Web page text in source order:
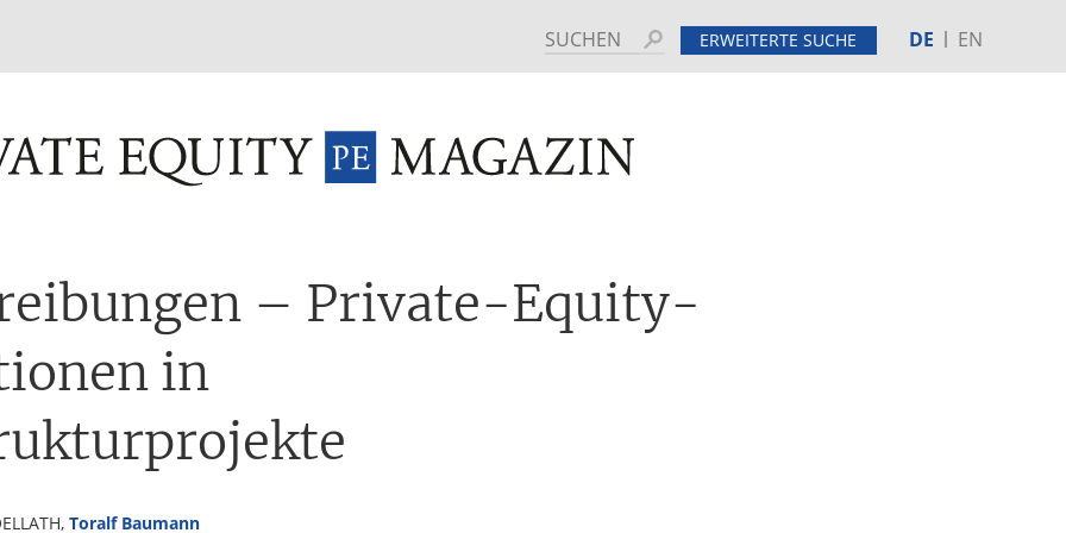
Suchen ERWEITERTE SUCHE DE EN
INVESTMENT FUNDS M&A TAX GLOSSAR TERMINE HINTERGRUND
– Private-Equity-
in
Toralf Baumann